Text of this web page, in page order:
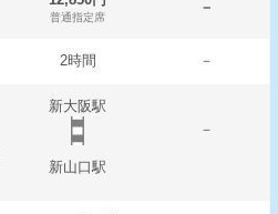
普通指定席
－
2時間 －
新大阪駅
－
新山口駅